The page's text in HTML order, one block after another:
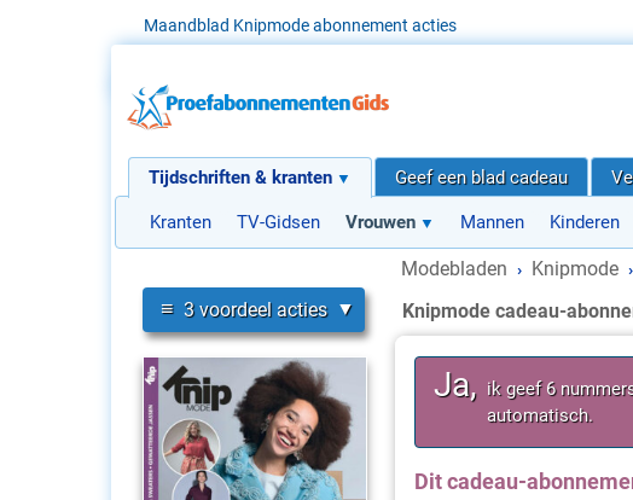
Maandblad Knipmode abonnement acties
Tijdschriften & kranten
Kranten TV-Gidsen Vrouwen Mannen Kinderen
Geef een blad cadeau
Modebladen › Knipmode ›
≡ 3 voordeel acties Knipmode cadeau-
Ja, ik geef 6
automatisch.
Dit cadeau-